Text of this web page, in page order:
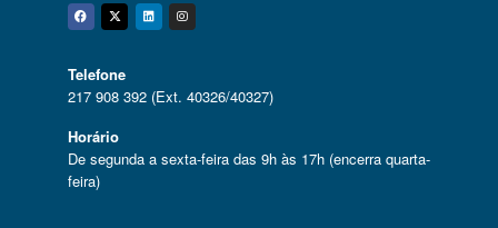
Facebook
Twitter
Linkedin
Instagram
Telefone
217 908 392 (Ext. 40326/40327)
Horário
De segunda a sexta-feira das 9h às 17h (encerra quarta-
feira)